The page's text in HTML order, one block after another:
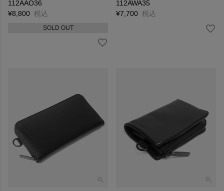
112AAO36
¥8,800 税込
SOLD OUT
112AWA35
¥7,700 税込